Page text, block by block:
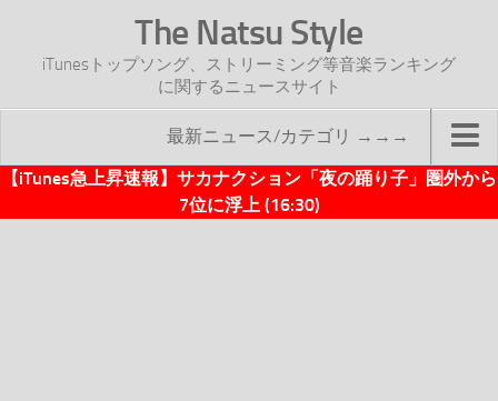
The Natsu Style
iTunesトップソング、ストリーミング等音楽ランキング
に関するニュースサイト
最新ニュース/カテゴリ →→→
TOP
【iTunes急上昇速報】サカナクション「夜の踊り子」圏外から
7位に浮上 (16:30)